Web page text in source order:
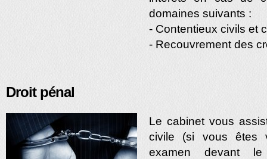
domaines suivants :
- Contentieux civils et
- Recouvrement des
Droit pénal
Le cabinet vous
civile (si vous êtes
examen devant le